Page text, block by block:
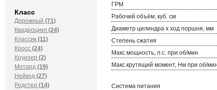
Класс
Дорожный (71)
Квадроцикл (24)
Классик (11)
Кросс (24)
Круизер (2)
Мотард (19)
Нейкед (27)
Родстер (14)
ГРМ
Рабочий объём, куб. см
Диаметр цилиндра х ход поршня, мм
Степень сжатия
Макс.мощность, л.с. при об/мин
Макс.крутящий момент, Нм при об/
Система питания